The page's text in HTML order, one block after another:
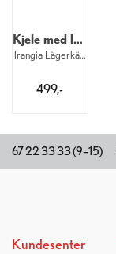
Kjele med lokk
Trangia Lägerkärl 125 AL 4,5 liter
499,-
67 22 33 33 (9–15)
Kundesenter